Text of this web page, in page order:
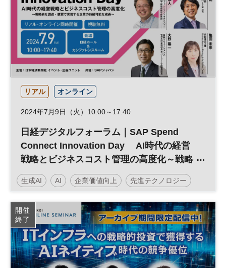
リアル オンライン
2024年7月9日（火）10:00～17:40
日経デジタルフォーラム｜SAP Spend
Connect Innovation Day AI時代の経営
戦略とビジネスコスト管理の高度化～戦略
的な調達・購買で実現する企業の持続可能
な成長～
生成AI AI 企業価値向上 先進テクノロジー
日経デジタルフォーラム 企業価値 経営戦略
SDGs DX
開催
終了